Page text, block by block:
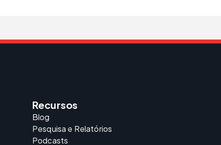
Recursos
Blog
Pesquisa e Relatórios
Podcasts